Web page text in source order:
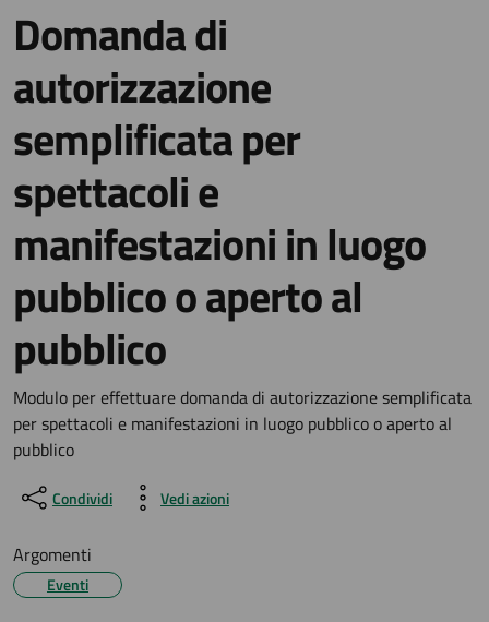
Domanda di
autorizzazione
semplificata per
spettacoli e
manifestazioni in luogo
pubblico o aperto al
pubblico
Dettagli del documento
Modulo per effettuare domanda di autorizzazione semplificata
per spettacoli e manifestazioni in luogo pubblico o aperto al
pubblico
Condividi Vedi azioni
Argomenti
Eventi